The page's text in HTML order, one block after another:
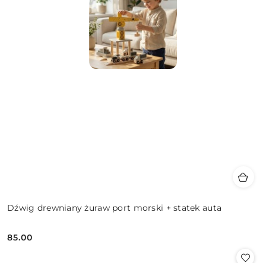
Dźwig drewniany żuraw port morski + statek auta
Cena:
85.00